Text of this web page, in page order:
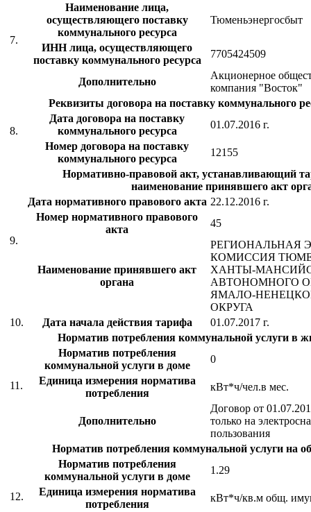
7.
Наименование лица,
осуществляющего поставку
коммунального ресурса
Тюменьэнергосбыт
ИНН лица, осуществляющего
поставку коммунального ресурса
7705424509
Дополнительно
Акционерное
компания "Восток"
8.
Реквизиты договора на поставку коммунального
Дата договора на поставку
коммунального ресурса
01.07.2016 г.
Номер договора на поставку
коммунального ресурса
12155
9.
Нормативно-правовой акт, устанавливающий
наименование принявшего акт
Дата нормативного правового акта 22.12.2016 г.
Номер нормативного правового
акта
45
Наименование принявшего акт
органа
РЕГИОНАЛЬНАЯ
КОМИССИЯ
ХАНТЫ-
АВТОНОМНОГО
ЯМАЛО-
ОКРУГА
10.
Дата начала действия тарифа 01.07.2017 г.
11.
Норматив потребления коммунальной услуги в
Норматив потребления
коммунальной услуги в доме
0
Единица измерения норматива
потребления
кВт*ч/чел.в мес.
Дополнительно
Договор от
только на
пользования
12.
Норматив потребления коммунальной услуги на
Норматив потребления
коммунальной услуги в доме
1.29
Единица измерения норматива
потребления
кВт*ч/кв.м общ.